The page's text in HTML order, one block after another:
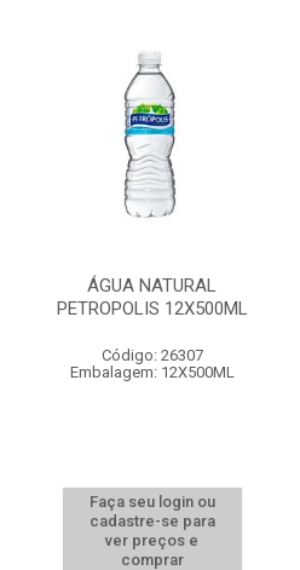
ÁGUA NATURAL
PETROPOLIS 12X500ML
Código: 26307
Embalagem: 12X500ML
Faça seu login ou
cadastre-se para
ver preços e
comprar